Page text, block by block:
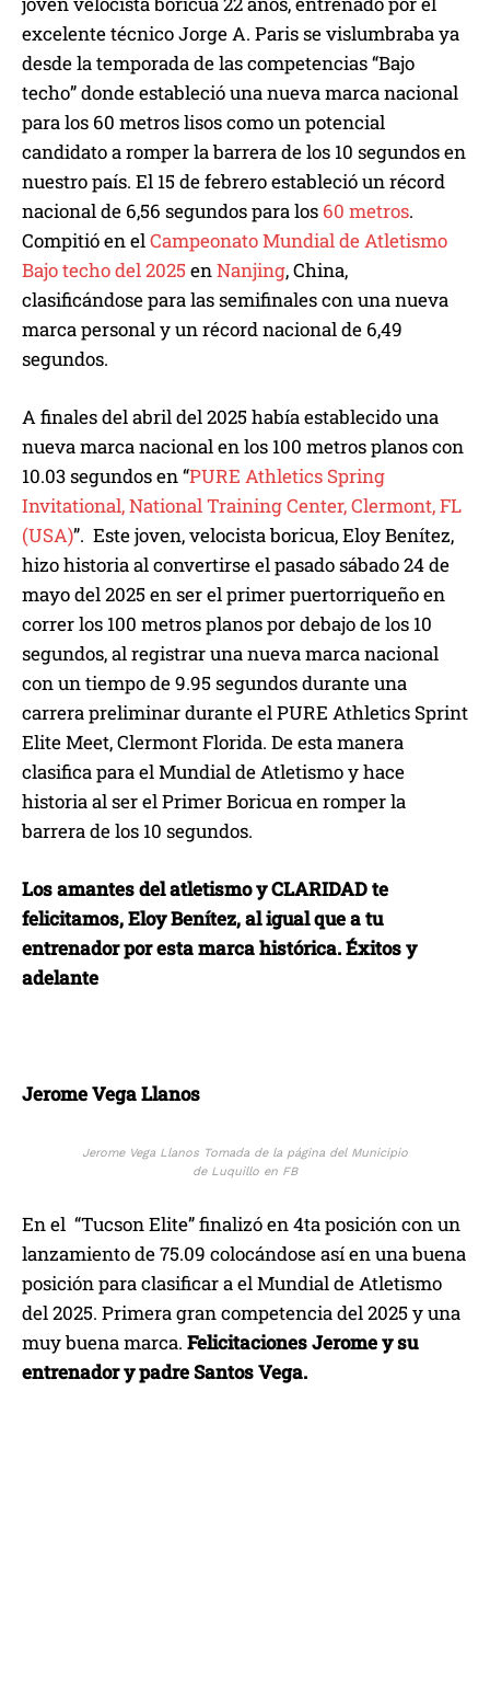
excelente técnico Jorge A. Paris se vislumbraba ya
desde la temporada de las competencias “Bajo
techo” donde estableció una nueva marca nacional
para los 60 metros lisos como un potencial
candidato a romper la barrera de los 10 segundos en
nuestro país. El 15 de febrero estableció un récord
nacional de 6,56 segundos para los 60 metros.
Compitió en elCampeonato Mundial de Atletismo
Bajo techo del 2025 enNanjing, China,
clasificándose para las semifinales con una nueva
marca personal y un récord nacional de 6,49
segundos.
A finales del abril del 2025 había establecido una
nueva marca nacional en los 100 metros planos con
10.03 segundos en “PURE Athletics Spring
Invitational, National Training Center, Clermont, FL
(USA)”. Este joven, velocista boricua, Eloy Benítez,
hizo historia al convertirse el pasado sábado 24 de
mayo del 2025 en ser el primer puertorriqueño en
correr los 100 metros planos por debajo de los 10
segundos, al registrar una nueva marca nacional
con un tiempo de 9.95 segundos durante una
carrera preliminar durante el PURE Athletics Sprint
Elite Meet, Clermont Florida. De esta manera
clasifica para el Mundial de Atletismo y hace
historia al ser el Primer Boricua en romper la
barrera de los 10 segundos.
Los amantes del atletismo y CLARIDAD te
felicitamos, Eloy Benítez, al igual que a tu
entrenador por esta marca histórica. Éxitos y
adelante
Jerome Vega Llanos
Jerome Vega Llanos Tomada de la página del Municipio
de Luquillo en FB
En el “Tucson Elite” finalizó en 4ta posición con un
lanzamiento de 75.09 colocándose así en una buena
posición para clasificar a el Mundial de Atletismo
del 2025. Primera gran competencia del 2025 y una
muy buena marca. Felicitaciones Jerome y su
entrenador y padre Santos Vega.